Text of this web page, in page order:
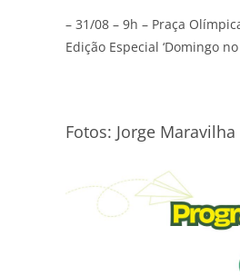
– 31/08 – 9h – Praça
Edição Especial ‘Domingo
Fotos: Jorge Maravilha